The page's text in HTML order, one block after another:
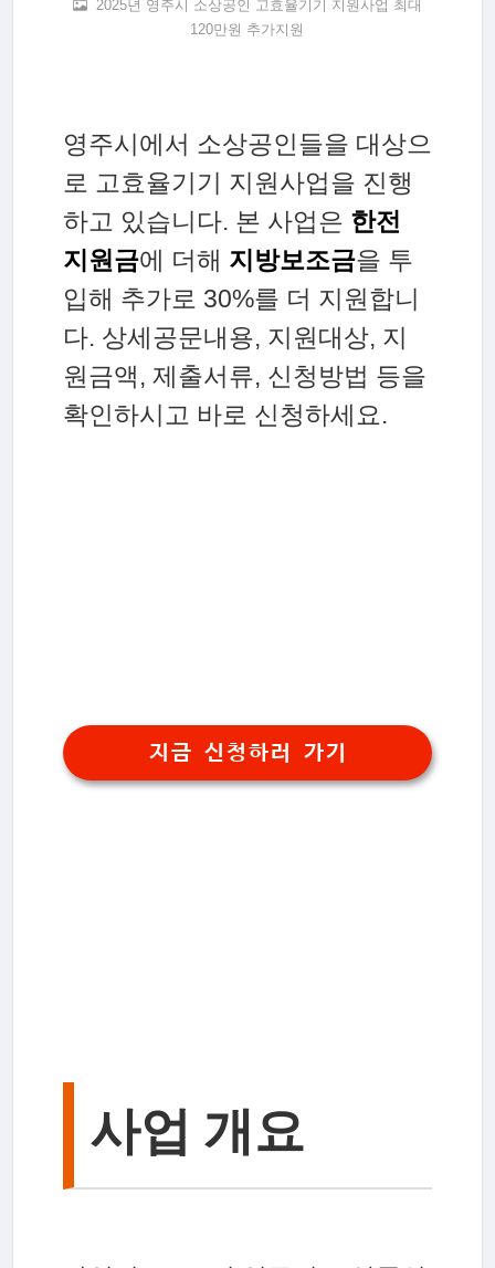
2025년 영주시 소상공인 고효율기기 지원사업 최대
120만원 추가지원
영주시에서 소상공인들을 대상으
로 고효율기기 지원사업을 진행
하고 있습니다. 본 사업은 한전
지원금에 더해 지방보조금을 투
입해 추가로 30%를 더 지원합니
다. 상세공문내용, 지원대상, 지
원금액, 제출서류, 신청방법 등을
확인하시고 바로 신청하세요.
지금 신청하러 가기
사업 개요